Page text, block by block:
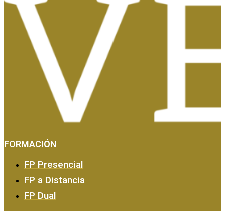
Tasas, Solicitud de Títulos y Certificados
FORMACIÓN
FP Presencial
FP a Distancia
FP Dual